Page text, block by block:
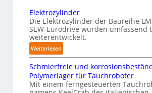
c
A
I
a
u
l
i
n
z
e
B
e
l
a
d
u
n
g
f
n
s
i
b
l
i
n
Elektrozylinder
Die Elektrozylinder der Baureihe
SEW-Eurodrive wurden umfassend
weiterentwickelt.
Weiterlesen:
E
l
e
k
Schmierfreie und
Polymerlager für Tauchroboter
Mit einem ferngesteuerten